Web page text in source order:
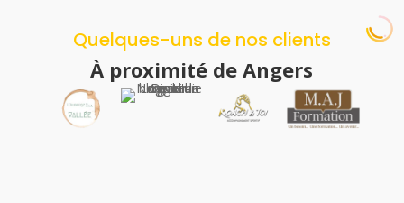
Quelques-uns de nos clients
À proximité de Angers